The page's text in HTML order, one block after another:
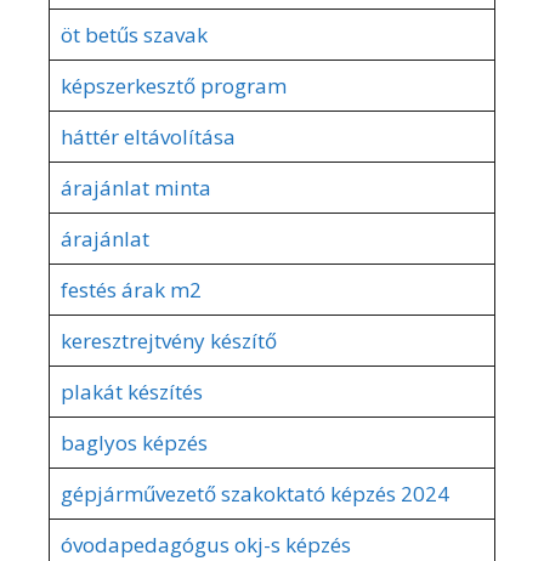
öt betűs szavak
képszerkesztő program
háttér eltávolítása
árajánlat minta
árajánlat
festés árak m2
keresztrejtvény készítő
plakát készítés
baglyos képzés
gépjárművezető szakoktató képzés 2024
óvodapedagógus okj-s képzés